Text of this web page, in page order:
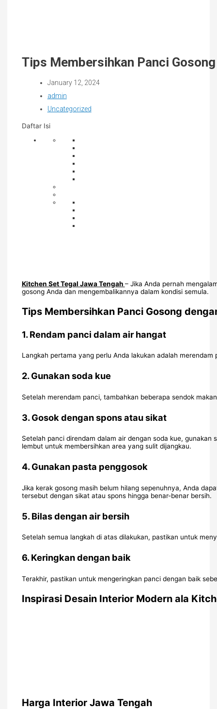
Tips Membersihkan Panci
January 12, 2024
admin
Uncategorized
Daftar Isi
Kitchen Set Tegal Jawa Tengah – Jika Anda pernah
gosong Anda dan mengembalikannya dalam kondisi semula.
Tips Membersihkan Panci Gosong
1.Rendam panci dalam air hangat
Langkah pertama yang perlu Anda lakukan adalah
2.Gunakan soda kue
Setelah merendam panci, tambahkan beberapa sendok
3.Gosok dengan spons atau sikat
Setelah panci direndam dalam air dengan soda kue,
lembut untuk membersihkan area yang sulit dijangkau.
4.Gunakan pasta penggosok
Jika kerak gosong masih belum hilang sepenuhnya, Anda
tersebut dengan sikat atau spons hingga benar-benar bersih.
5.Bilas dengan air bersih
Setelah semua langkah di atas dilakukan, pastikan untuk
6.Keringkan dengan baik
Terakhir, pastikan untuk mengeringkan panci dengan baik
Inspirasi Desain Interior Modern ala
Harga Interior Jawa Tengah